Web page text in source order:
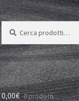
Cerca:
Cerca
0,00€ 0 prodotti